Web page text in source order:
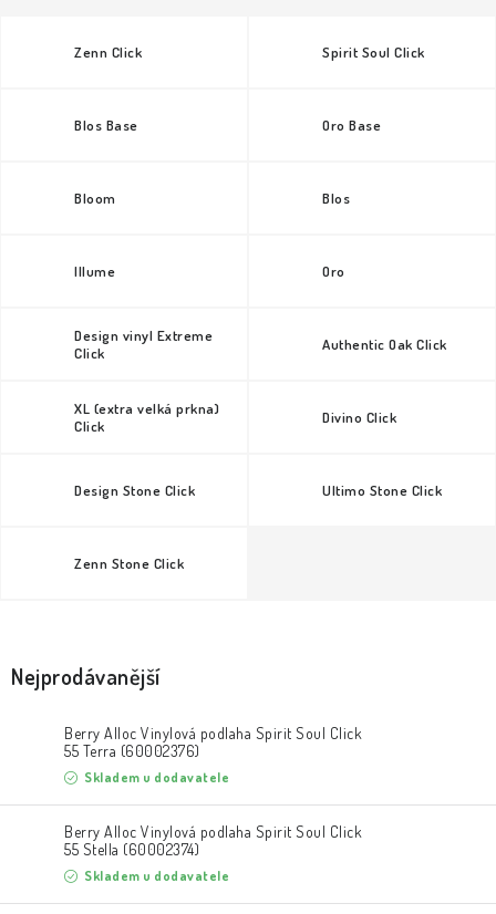
Zenn Click Spirit Soul Click
Blos Base Oro Base
Bloom Blos
Illume Oro
Design vinyl Extreme
Click
Authentic Oak Click
XL (extra velká prkna)
Click
Divino Click
Design Stone Click Ultimo Stone Click
Zenn Stone Click
Nejprodávanější
Berry Alloc Vinylová podlaha Spirit Soul Click
55 Terra (60002376)
Skladem u dodavatele
Berry Alloc Vinylová podlaha Spirit Soul Click
55 Stella (60002374)
Skladem u dodavatele